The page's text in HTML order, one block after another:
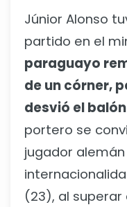
Júnior Alonso
partido en el
paraguayo
de un córner,
desvió el
portero se
jugador
(23), al